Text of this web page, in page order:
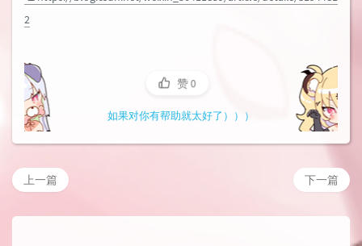
2
赞0
如果对你有帮助就太好了）））
下一篇
上一篇